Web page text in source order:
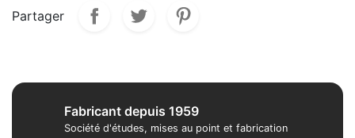
Partager
Fabricant depuis 1959
Société d'études, mises au point et fabrication